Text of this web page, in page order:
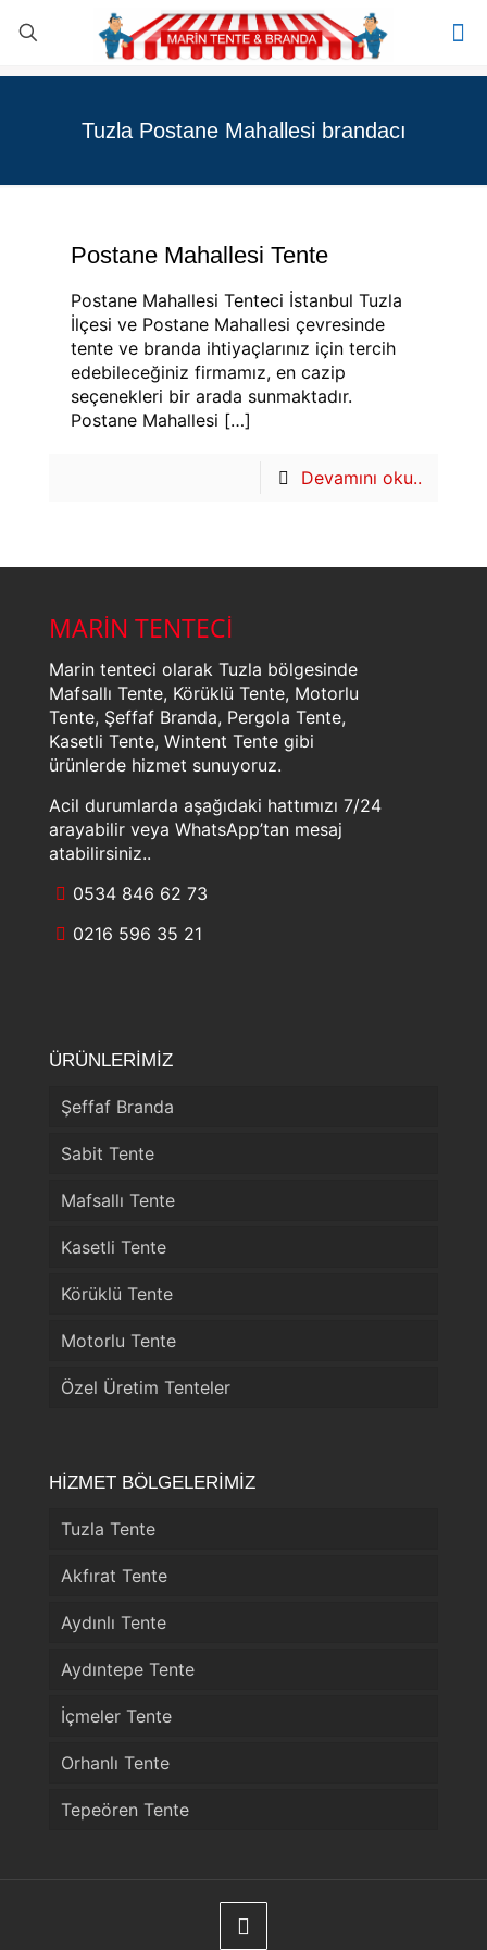
Tuzla Postane Mahallesi brandacı
Postane Mahallesi Tente
Postane Mahallesi Tenteci İstanbul Tuzla
İlçesi ve Postane Mahallesi çevresinde
tente ve branda ihtiyaçlarınız için tercih
edebileceğiniz firmamız, en cazip
seçenekleri bir arada sunmaktadır.
Postane Mahallesi […]
Devamını oku..
MARİN TENTECİ
Marin tenteci olarak Tuzla bölgesinde
Mafsallı Tente, Körüklü Tente, Motorlu
Tente, Şeffaf Branda, Pergola Tente,
Kasetli Tente, Wintent Tente gibi
ürünlerde hizmet sunuyoruz.
Acil durumlarda aşağıdaki hattımızı 7/24
arayabilir veya WhatsApp’tan mesaj
atabilirsiniz..
0534 846 62 73
0216 596 35 21
ÜRÜNLERİMİZ
Şeffaf Branda
Sabit Tente
Mafsallı Tente
Kasetli Tente
Körüklü Tente
Motorlu Tente
Özel Üretim Tenteler
HİZMET BÖLGELERİMİZ
Tuzla Tente
Akfırat Tente
Aydınlı Tente
Aydıntepe Tente
İçmeler Tente
Orhanlı Tente
Tepeören Tente